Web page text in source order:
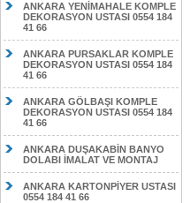
ANKARA YENİMAHALE KOMPLE
DEKORASYON USTASI 0554 184
41 66
ANKARA PURSAKLAR KOMPLE
DEKORASYON USTASI 0554 184
41 66
ANKARA GÖLBAŞI KOMPLE
DEKORASYON USTASI 0554 184
41 66
ANKARA DUŞAKABİN BANYO
DOLABI İMALAT VE MONTAJ
ANKARA KARTONPİYER USTASI
0554 184 41 66